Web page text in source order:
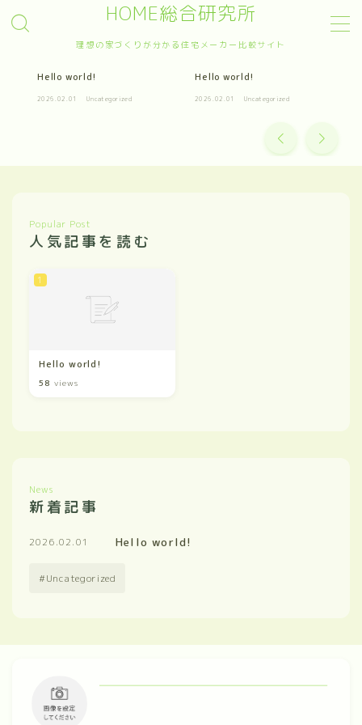
HOME総合研究所
理想の家づくりが分かる住宅メーカー比較サイト
Sample Page
デモプリセット記事 #4
運営者情報
Hello world!
2026.02.01 Uncategorized
Hello world!
2026.02.01 Uncategorized
Popular Post
人気記事を読む
Hello world!
58 views
News
新着記事
Hello world!
2026.02.01
Uncategorized